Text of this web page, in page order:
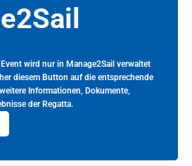
wird nur in Manage2Sail verwaltet
diesem Button auf die entsprechende
Informationen, Dokumente,
der Regatta.